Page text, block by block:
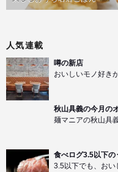
人気連載
噂の新店
おいしいモノ好き
秋山具義の今月の
麺マニアの秋山具
食べログ3.5以下の
3.5以下でも、おい